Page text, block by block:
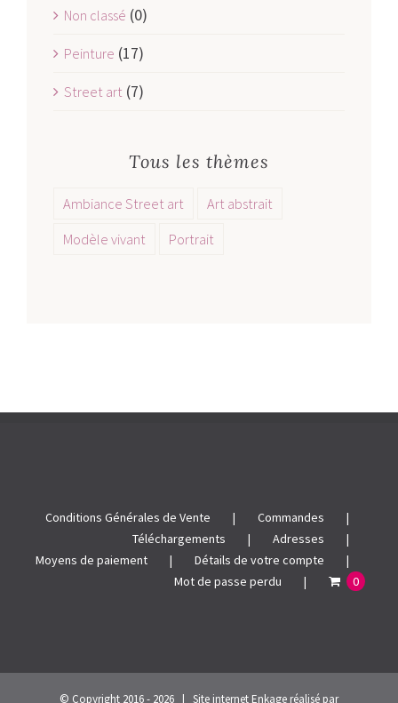
Non classé (0)
Peinture (17)
Street art (7)
Tous les thèmes
Ambiance Street art
Art abstrait
Modèle vivant
Portrait
Conditions Générales de Vente
Commandes
Téléchargements
Adresses
Moyens de paiement
Détails de votre compte
Mot de passe perdu
0
© Copyright 2016 - 2026 | Site internet Enkage réalisé par